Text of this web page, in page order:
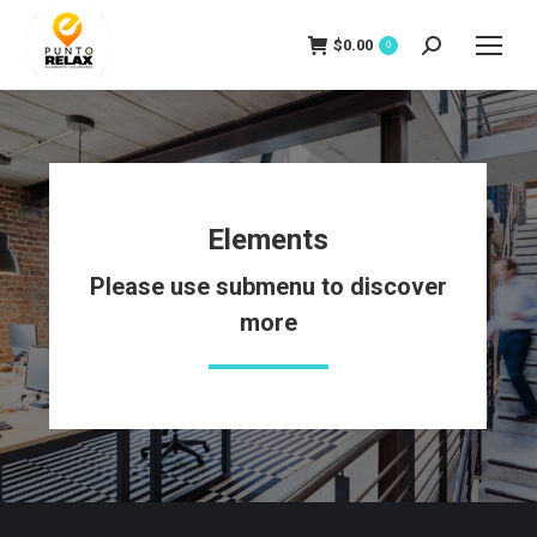
$0.00 0 Search:
Elements
Please use submenu to discover
more